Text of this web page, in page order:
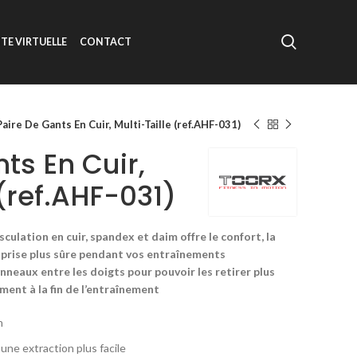
VIRTUELLE CONTACT
De Gants En Cuir, Multi-Taille (ref.AHF-031)
En Cuir,
031)
en cuir, spandex et daim offre le confort, la
plus sûre pendant vos entraînements
entre les doigts pour pouvoir les retirer plus
à la fin de l’entraînement
extraction plus facile